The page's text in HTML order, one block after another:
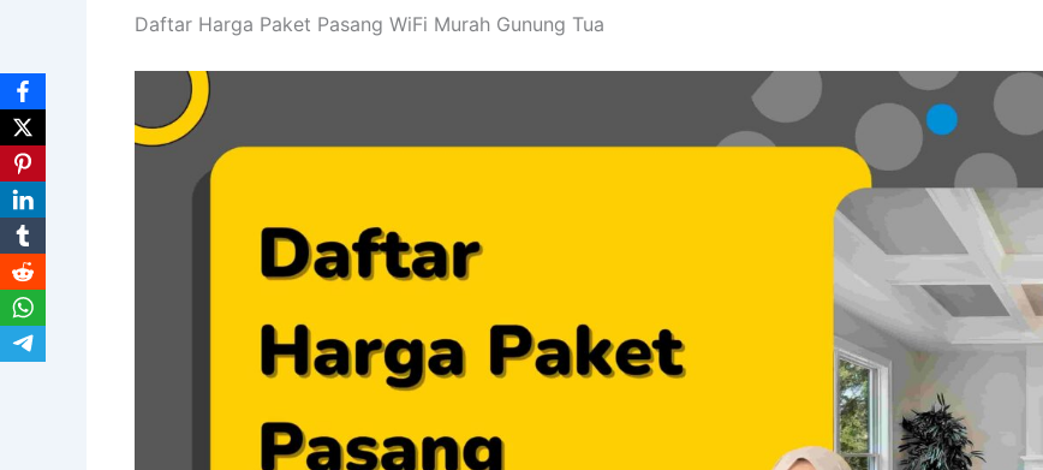
Daftar Harga Paket Pasang WiFi Murah Gunung Tua